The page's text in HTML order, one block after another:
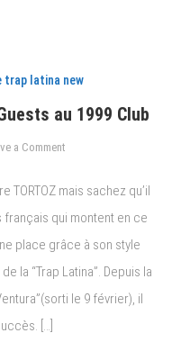
trap latina new
au 1999 Club
a Commenton
RAP:
+
Guests
au
TORTOZ mais sachez qu’il
qui montent en ce
place grâce à son style
la “Trap Latina”. Depuis la
le 9 février), il
[…]